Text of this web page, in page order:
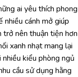
ai yêu thích phong
nhiều cánh mở giúp
trở nên thuận tiện hơn
xanh nhạt mang lại
kiểu phòng ngủ
cầu sử dụng hằng